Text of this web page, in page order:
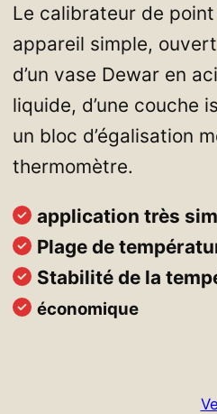
Le calibrateur de point
appareil simple,
d’un vase Dewar en
liquide, d’une couche
un bloc d’égalisation
thermomètre.
application très
Plage de
Stabilité de la
économique